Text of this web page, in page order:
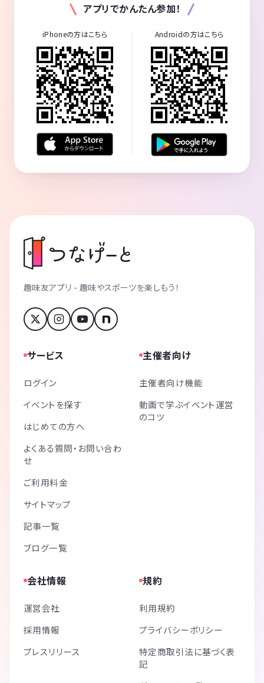
アプリでかんたん参加！
iPhoneの方はこちら Androidの方はこちら
趣味友アプリ - 趣味やスポーツを楽しもう！
サービス
ログイン
イベントを探す
はじめての方へ
よくある質問・お問い合わ
せ
ご利用料金
サイトマップ
記事一覧
ブログ一覧
主催者向け
主催者向け機能
動画で学ぶイベント運営
のコツ
会社情報
運営会社
採用情報
プレスリリース
規約
利用規約
プライバシーポリシー
特定商取引法に基づく表
記